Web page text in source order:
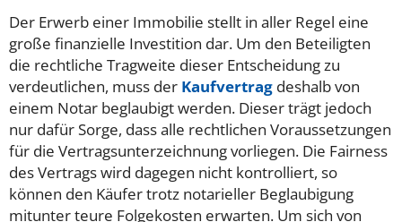
Der Erwerb einer Immobilie stellt in aller Regel eine
große finanzielle Investition dar. Um den Beteiligten
die rechtliche Tragweite dieser Entscheidung zu
verdeutlichen, muss der Kaufvertrag deshalb von
einem Notar beglaubigt werden. Dieser trägt jedoch
nur dafür Sorge, dass alle rechtlichen Voraussetzungen
für die Vertragsunterzeichnung vorliegen. Die Fairness
des Vertrags wird dagegen nicht kontrolliert, so
können den Käufer trotz notarieller Beglaubigung
mitunter teure Folgekosten erwarten. Um sich von